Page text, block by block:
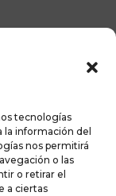
tecnologías
la información del
nos permitirá
o las
o retirar el
a ciertas